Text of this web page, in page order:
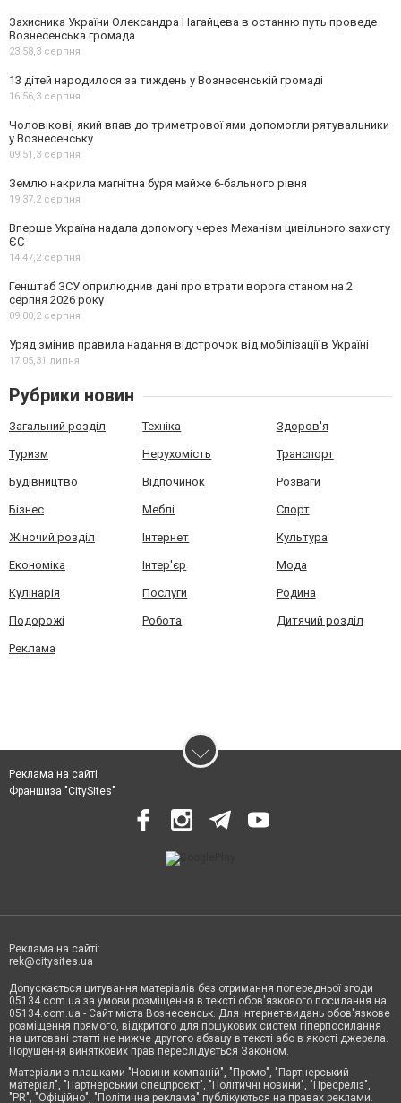
Захисника України Олександра Нагайцева в останню путь проведе
Вознесенська громада
23:58,3 серпня
13 дітей народилося за тиждень у Вознесенській громаді
16:56,3 серпня
Чоловікові, який впав до триметрової ями допомогли рятувальники
у Вознесенську
09:51,3 серпня
Землю накрила магнітна буря майже 6-бального рівня
19:37,2 серпня
Вперше Україна надала допомогу через Механізм цивільного захисту
ЄС
14:47,2 серпня
Генштаб ЗСУ оприлюднив дані про втрати ворога станом на 2
серпня 2026 року
09:00,2 серпня
Уряд змінив правила надання відстрочок від мобілізації в Україні
17:05,31 липня
Рубрики новин
Загальний розділ Техніка Здоров'я
Туризм Нерухомість Транспорт
Будівництво Відпочинок Розваги
Бізнес Меблі Спорт
Жіночий розділ Інтернет Культура
Економіка Інтер'єр Мода
Кулінарія Послуги Родина
Подорожі Робота Дитячий розділ
Реклама
Реклама на сайті
Франшиза "CitySites"
Реклама на сайті:
rek@citysites.ua
Допускається цитування матеріалів без отримання попередньої згоди
05134.com.ua за умови розміщення в тексті обов'язкового посилання на
05134.com.ua - Сайт міста Вознесенськ. Для інтернет-видань обов'язкове
розміщення прямого, відкритого для пошукових систем гіперпосилання
на цитовані статті не нижче другого абзацу в тексті або в якості джерела.
Порушення виняткових прав переслідується Законом.
Матеріали з плашками "Новини компаній", "Промо", "Партнерський
матеріал", "Партнерський спецпроєкт", "Політичні новини", "Пресреліз",
"PR", "Офіційно", "Політична реклама" публікуються на правах реклами.